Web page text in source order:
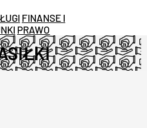
FINANSE I
PRAWO